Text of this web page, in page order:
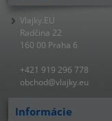
Vlajky.EU
Radčina 22
160 00 Praha 6
+421 919 296 778
obchod@vlajky.eu
Informácie